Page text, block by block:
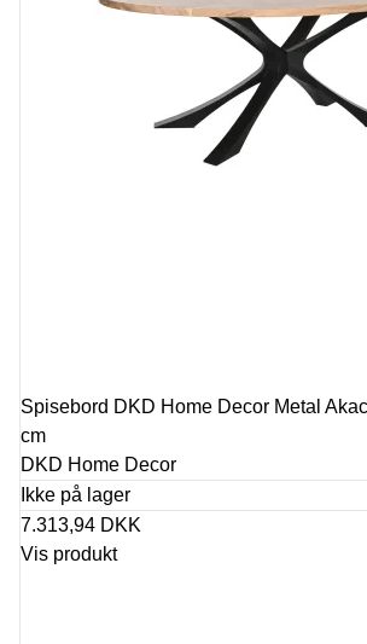
Spisebord DKD Home Decor Metal
cm
DKD Home Decor
Ikke på lager
7.313,94 DKK
Vis produkt